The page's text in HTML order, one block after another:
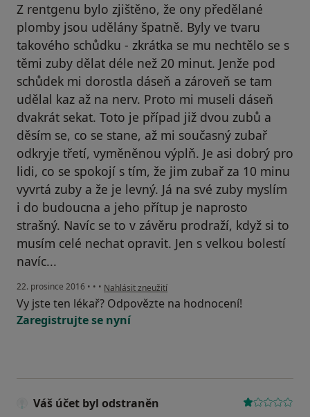
Z rentgenu bylo zjištěno, že ony předělané
plomby jsou udělány špatně. Byly ve tvaru
takového schůdku - zkrátka se mu nechtělo se s
těmi zuby dělat déle než 20 minut. Jenže pod
schůdek mi dorostla dáseň a zároveň se tam
udělal kaz až na nerv. Proto mi museli dáseň
dvakrát sekat. Toto je případ již dvou zubů a
děsím se, co se stane, až mi současný zubař
odkryje třetí, vyměněnou výplň. Je asi dobrý pro
lidi, co se spokojí s tím, že jim zubař za 10 minu
vyvrtá zuby a že je levný. Já na své zuby myslím
i do budoucna a jeho přítup je naprosto
strašný. Navíc se to v závěru prodraží, když si to
musím celé nechat opravit. Jen s velkou bolestí
navíc...
22. prosince 2016 • • • podle názoru uživatele Váš účet byl odstraněn
Nahlásit zneužití
Vy jste ten lékař? Odpovězte na hodnocení!
Zaregistrujte se nyní
Váš účet byl odstraněn